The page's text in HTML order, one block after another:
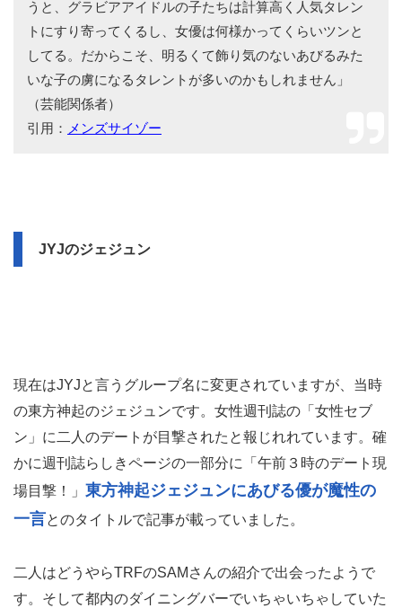
うと、グラビアアイドルの子たちは計算高く人気タレン
トにすり寄ってくるし、女優は何様かってくらいツンと
してる。だからこそ、明るくて飾り気のないあびるみた
いな子の虜になるタレントが多いのかもしれません」
（芸能関係者）
引用： メンズサイゾー
JYJのジェジュン
現在はJYJと言うグループ名に変更されていますが、当時
の東方神起のジェジュンです。女性週刊誌の「女性セブ
ン」に二人のデートが目撃されたと報じれれています。確
かに週刊誌らしきページの一部分に「午前３時のデート現
場目撃！」 東方神起ジェジュンにあびる優が魔性の
一言とのタイトルで記事が載っていました。
二人はどうやらTRFのSAMさんの紹介で出会ったようで
す。そして都内のダイニングバーでいちゃいちゃしていた